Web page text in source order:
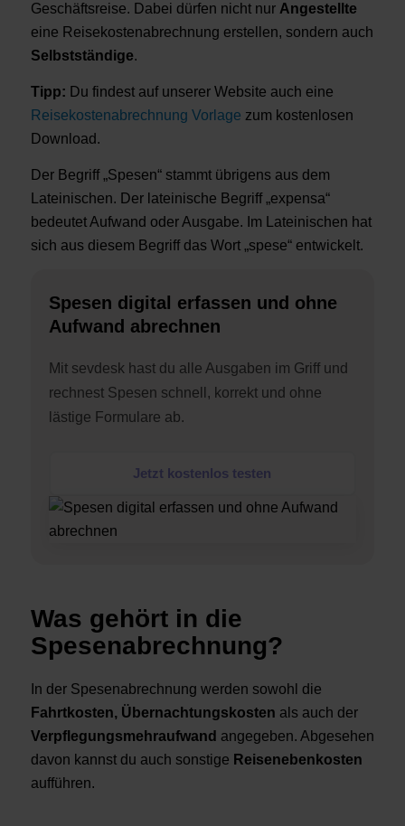
Geschäftsreise. Dabei dürfen nicht nur Angestellte
eine Reisekostenabrechnung erstellen, sondern auch
Selbstständige.
Tipp: Du findest auf unserer Website auch eine
Reisekostenabrechnung Vorlage zum kostenlosen
Download.
Der Begriff „Spesen“ stammt übrigens aus dem
Lateinischen. Der lateinische Begriff „expensa“
bedeutet Aufwand oder Ausgabe. Im Lateinischen hat
sich aus diesem Begriff das Wort „spese“ entwickelt.
Spesen digital erfassen und ohne
Aufwand abrechnen
Mit sevdesk hast du alle Ausgaben im Griff und
rechnest Spesen schnell, korrekt und ohne
lästige Formulare ab.
Jetzt kostenlos testen
Was gehört in die
Spesenabrechnung?
In der Spesenabrechnung werden sowohl die
Fahrtkosten, Übernachtungskosten als auch der
Verpflegungsmehraufwand angegeben. Abgesehen
davon kannst du auch sonstige Reisenebenkosten
aufführen.